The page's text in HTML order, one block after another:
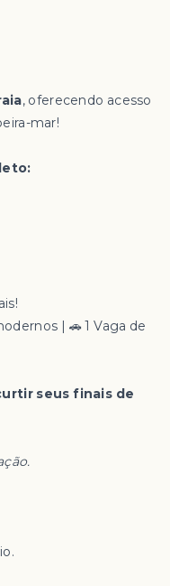
, oferecendo acesso
mar!
| 🚗 1 Vaga de
seus finais de